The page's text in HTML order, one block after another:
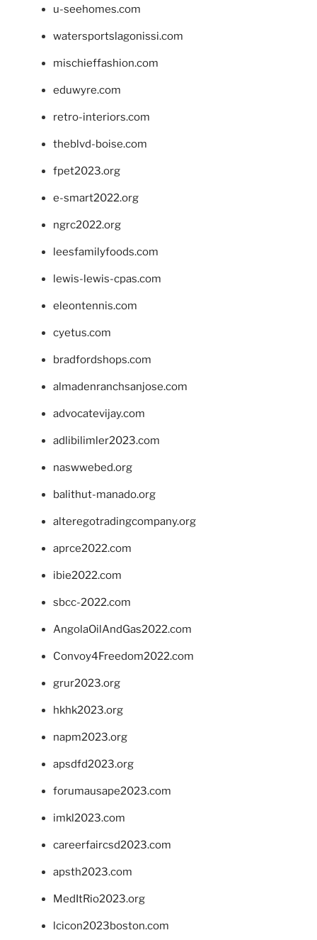
u-seehomes.com
watersportslagonissi.com
mischieffashion.com
eduwyre.com
retro-interiors.com
theblvd-boise.com
fpet2023.org
e-smart2022.org
ngrc2022.org
leesfamilyfoods.com
lewis-lewis-cpas.com
eleontennis.com
cyetus.com
bradfordshops.com
almadenranchsanjose.com
advocatevijay.com
adlibilimler2023.com
naswwebed.org
balithut-manado.org
alteregotradingcompany.org
aprce2022.com
ibie2022.com
sbcc-2022.com
AngolaOilAndGas2022.com
Convoy4Freedom2022.com
grur2023.org
hkhk2023.org
napm2023.org
apsdfd2023.org
forumausape2023.com
imkl2023.com
careerfaircsd2023.com
apsth2023.com
MedItRio2023.org
lcicon2023boston.com